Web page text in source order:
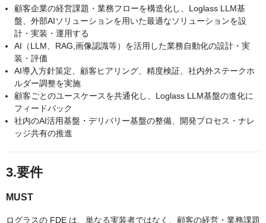
顧客企業の経営課題・業務フローを構造化し、Loglass LLM基
盤、外部AIソリューションを用いた最適なソリューションを設
計・実装・運用する
AI（LLM、RAG,画像認識等）を活用した業務自動化の設計・実
装・評価
AI導入方針策定、顧客ヒアリング、精度検証、社内外ステークホ
ルダー調整を実施
顧客ごとのユースケースを共通化し、Loglass LLM基盤の進化に
フィードバック
社内のAI活用基盤・デリバリー基盤の整備、開発プロセス・ナレ
ッジ共有の推進
3.要件
MUST
ログラスの FDE は、単なる実装者ではなく、顧客の経営・業務課題